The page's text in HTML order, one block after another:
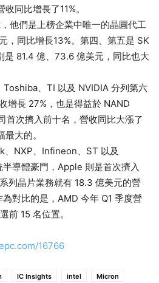
同比增長了11%。
他們是上榜企業中唯一的晶圓代工
，同比增長13%。第四、第五是 SK
81.4 億、73.6 億美元，同比也大
、TI 以及 NVIDIA 分列第六
增長 27%，也是得益於 NAND
首次擠入前十名，營收同比大漲了
大的。
、NXP、Infineon、ST 以及
導體豪門，Apple 則是首次擠入
列晶片業務就有 18.3 億美元的營
對比的是，AMD 今年 Q1 季度營
前 15 名位置。
16766
IC Insights intel
Micron